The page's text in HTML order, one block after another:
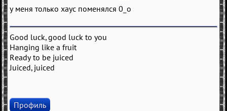
у меня только хаус поменялся 0_о
Good luck, good luck to you
Hanging like a fruit
Ready to be juiced
Juiced, juiced
Профиль